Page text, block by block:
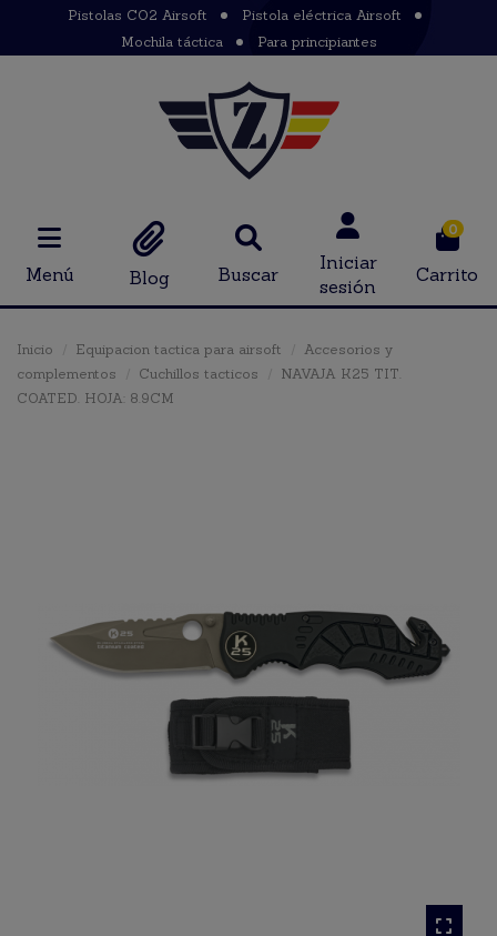
Pistolas CO2 Airsoft
Pistola eléctrica Airsoft
Mochila táctica
Para principiantes
Menú Blog Buscar
Iniciar
sesión
0
Carrito
Inicio Equipacion tactica para airsoft
Accesorios y
complementos
Cuchillos tacticos
NAVAJA K25 TIT.
COATED. HOJA: 8.9CM